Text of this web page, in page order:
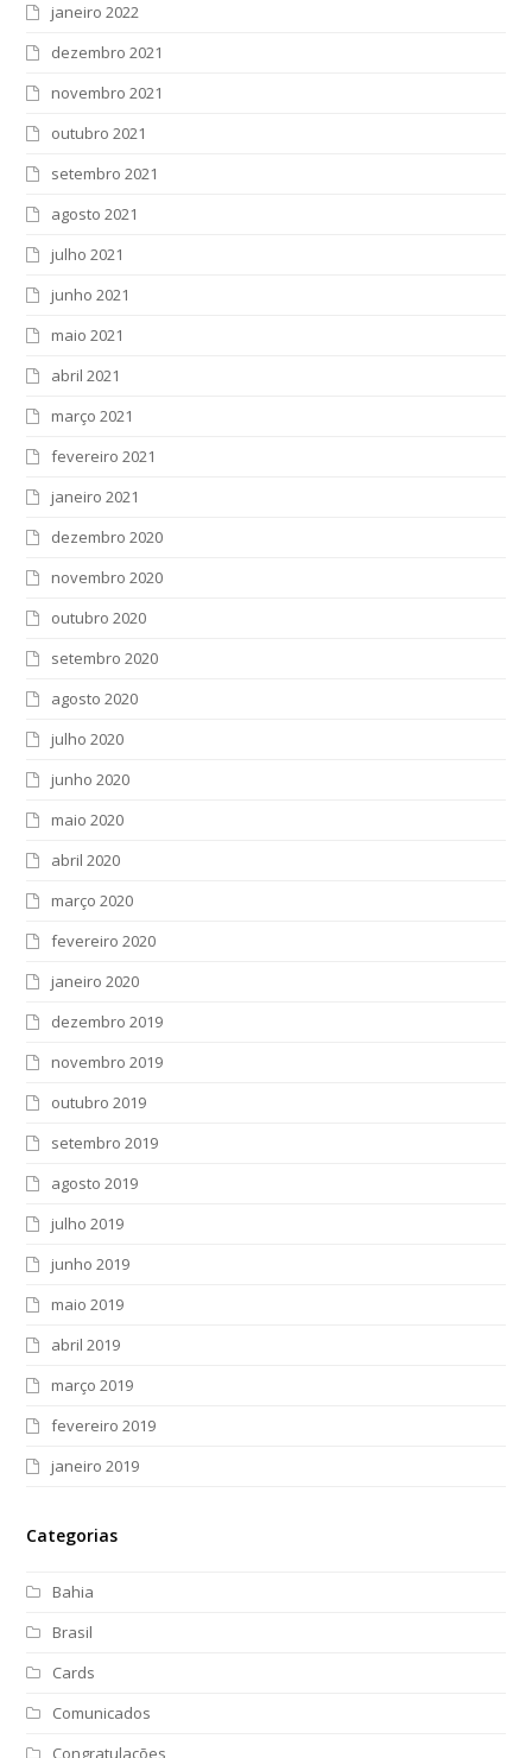
janeiro 2022
dezembro 2021
novembro 2021
outubro 2021
setembro 2021
agosto 2021
julho 2021
junho 2021
maio 2021
abril 2021
março 2021
fevereiro 2021
janeiro 2021
dezembro 2020
novembro 2020
outubro 2020
setembro 2020
agosto 2020
julho 2020
junho 2020
maio 2020
abril 2020
março 2020
fevereiro 2020
janeiro 2020
dezembro 2019
novembro 2019
outubro 2019
setembro 2019
agosto 2019
julho 2019
junho 2019
maio 2019
abril 2019
março 2019
fevereiro 2019
janeiro 2019
Categorias
Bahia
Brasil
Cards
Comunicados